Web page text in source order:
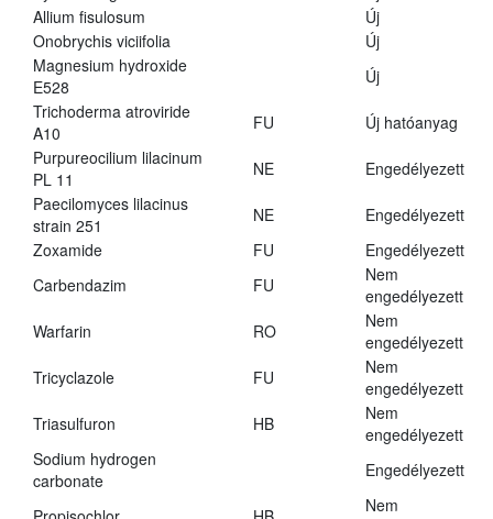
Allium fisulosum
Új
Onobrychis viciifolia
Új
Magnesium hydroxide
E528
Új
Trichoderma atroviride
A10
FU
Új hatóanyag
Purpureocilium lilacinum
PL 11
NE
Engedélyezett
Paecilomyces lilacinus
strain 251
NE
Engedélyezett
Zoxamide
FU
Engedélyezett
Carbendazim
FU
Nem
engedélyezett
Warfarin
RO
Nem
engedélyezett
Tricyclazole
FU
Nem
engedélyezett
Triasulfuron
HB
Nem
engedélyezett
Sodium hydrogen
carbonate
Engedélyezett
Nem